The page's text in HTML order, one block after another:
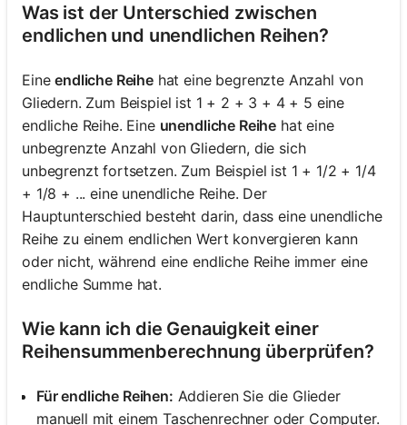
Was ist der Unterschied zwischen
endlichen und unendlichen Reihen?
Eineendliche Reihehat eine begrenzte Anzahl von
Gliedern. Zum Beispiel ist 1 + 2 + 3 + 4 + 5 eine
endliche Reihe. Eine unendliche Reihe hat eine
unbegrenzte Anzahl von Gliedern, die sich
unbegrenzt fortsetzen. Zum Beispiel ist 1 + 1/2 + 1/4
+ 1/8 + ... eine unendliche Reihe. Der
Hauptunterschied besteht darin, dass eine unendliche
Reihe zu einem endlichen Wert konvergieren kann
oder nicht, während eine endliche Reihe immer eine
endliche Summe hat.
Wie kann ich die Genauigkeit einer
Reihensummenberechnung überprüfen?
Für endliche Reihen: Addieren Sie die Glieder
manuell mit einem Taschenrechner oder Computer.